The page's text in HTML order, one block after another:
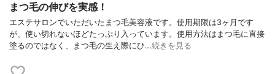
まつ毛の伸びを実感！
エステサロンでいただいたまつ毛美容液です。使用期限は3ヶ月です
が、使い切れないほどたっぷり入っています。使用方法はまつ毛に直接
塗るのではなく、まつ毛の生え際にひ…続きを見る